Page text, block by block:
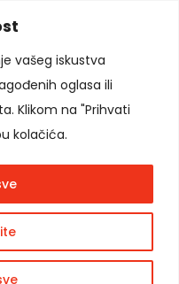
vašeg iskustva
oglasa ili
Klikom na "Prihvati
kolačića.